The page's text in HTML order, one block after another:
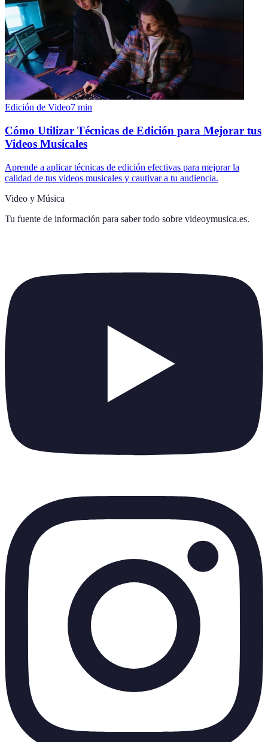
Edición de Video7 min
Cómo Utilizar Técnicas de Edición para Mejorar tus
Videos Musicales
Aprende a aplicar técnicas de edición efectivas para mejorar la
calidad de tus videos musicales y cautivar a tu audiencia.
Video y Música
Tu fuente de información para saber todo sobre videoymusica.es.